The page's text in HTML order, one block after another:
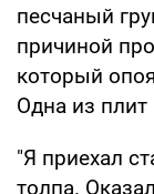
песчаный
причиной
который
Одна из плит
"Я приехал
толпа.